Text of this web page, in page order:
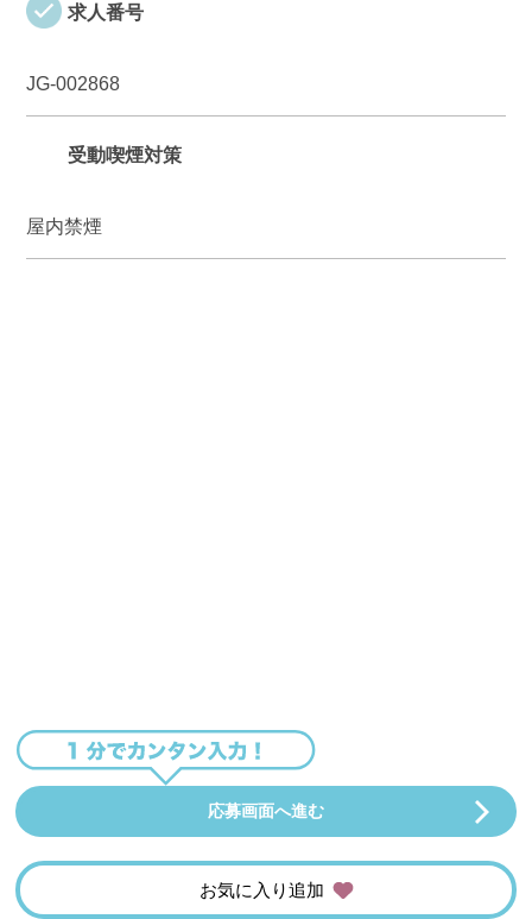
求人番号
JG-002868
受動喫煙対策
屋内禁煙
応募画面へ進む
お気に入り追加